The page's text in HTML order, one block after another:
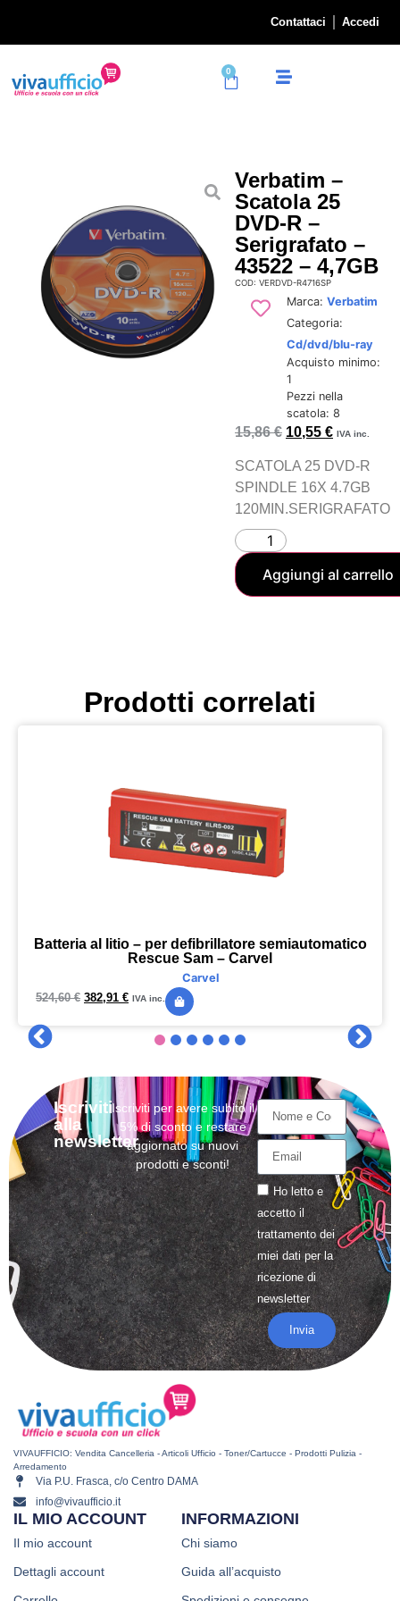
Contattaci Accedi
0
Verbatim –
Scatola 25
DVD-R –
Serigrafato –
43522 – 4,7GB
COD: VERDVD-R4716SP
Marca: Verbatim
Categoria:
Cd/dvd/blu-ray
Acquisto minimo:
1
Pezzi nella
scatola: 8
15,86€ 10,55€ IVA inc.
SCATOLA 25 DVD-R
SPINDLE 16X 4.7GB
120MIN.SERIGRAFATO
Aggiungi al carrello
Prodotti correlati
Batteria al litio – per defibrillatore semiautomatico
Rescue Sam – Carvel
Carvel
524,60€ 382,91 € IVA inc.
Iscriviti
alla
newsletter
Iscriviti per avere subito il
5% di sconto e restare
aggiornato su nuovi
prodotti e sconti!
Ho letto e
accetto il
trattamentodei
miei dati per la
ricezione di
newsletter
Invia
VIVAUFFICIO: Vendita Cancelleria - Articoli Ufficio - Toner/Cartucce - Prodotti Pulizia -
Arredamento
Via P.U. Frasca, c/o Centro DAMA
info@vivaufficio.it
INFORMAZIONI
Chi siamo
Guida all’acquisto
IL MIO ACCOUNT
Il mio account
Dettagli account